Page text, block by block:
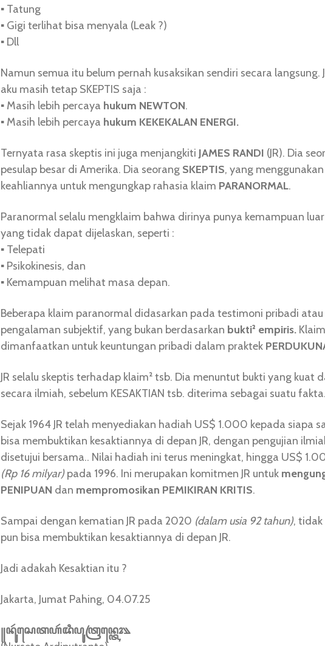
▪︎ Tatung
▪︎ Gigi terlihat bisa menyala (Leak ?)
▪︎ Dll
Namun semua itu belum pernah kusaksikan sendiri secara langsung.
aku masih tetap SKEPTIS saja :
▪︎ Masih lebih percaya hukum NEWTON.
▪︎ Masih lebih percaya hukum KEKEKALAN ENERGI.
Ternyata rasa skeptis ini juga menjangkiti JAMES RANDI (JR). Dia
pesulap besar di Amerika. Dia seorang SKEPTIS, yang menggunakan
keahliannya untuk mengungkap rahasia klaim PARANORMAL.
Paranormal selalu mengklaim bahwa dirinya punya kemampuan
yang tidak dapat dijelaskan, seperti :
▪︎ Telepati
▪︎ Psikokinesis, dan
▪︎ Kemampuan melihat masa depan.
Beberapa klaim paranormal didasarkan pada testimoni pribadi atau
pengalaman subjektif, yang bukan berdasarkan bukti² empiris.
dimanfaatkan untuk keuntungan pribadi dalam praktek
JR selalu skeptis terhadap klaim² tsb. Dia menuntut bukti yang kuat
secara ilmiah, sebelum KESAKTIAN tsb. diterima sebagai suatu fakta.
Sejak 1964 JR telah menyediakan hadiah US$ 1.000 kepada siapa
bisa membuktikan kesaktiannya di depan JR, dengan pengujian
disetujui bersama.. Nilai hadiah ini terus meningkat, hingga US$
(Rp 16 milyar)pada 1996. Ini merupakan komitmen JR untuk
PENIPUAN dan mempromosikan PEMIKIRAN KRITIS.
Sampai dengan kematian JR pada 2020 (dalam usia 92 tahun), tidak
pun bisa membuktikan kesaktiannya di depan JR.
Jadi adakah Kesaktian itu ?
Jakarta, Jumat Pahing, 04.07.25
꧋ꦤꦸꦂꦱꦺꦠꦲꦂꦢꦶꦥꦸꦠꦿꦤ꧀ꦠꦺꦴ꧉